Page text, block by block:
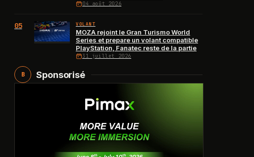
04 août 2026
05 VOLANT
MOZA rejoint le Gran Turismo World
Series et prepare un volant compatible
PlayStation, Fanatec reste de la partie
31 juillet 2026
B Sponsorisé